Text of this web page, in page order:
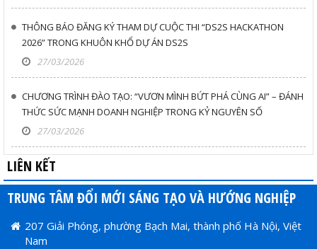
THÔNG BÁO ĐĂNG KÝ THAM DỰ CUỘC THI “DS2S HACKATHON
2026” TRONG KHUÔN KHỔ DỰ ÁN DS2S
27/03/2026
CHƯƠNG TRÌNH ĐÀO TẠO: “VƯƠN MÌNH BỨT PHÁ CÙNG AI” – ĐÁNH
THỨC SỨC MẠNH DOANH NGHIỆP TRONG KỶ NGUYÊN SỐ
27/03/2026
LIÊN KẾT
TRUNG TÂM ĐỔI MỚI SÁNG TẠO VÀ HƯỚNG NGHIỆP
207 Giải Phóng, phường Bạch Mai, thành phố Hà Nội, Việt
Nam